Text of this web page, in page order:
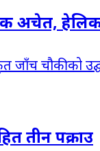
अचेत,
तीन पक्राउ